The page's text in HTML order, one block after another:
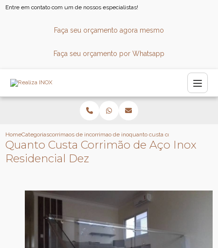
Entre em contato com um de nossos especialistas!
Faça seu orçamento agora mesmo
Faça seu orçamento por Whatsapp
HomeCategoriascorrimaos de inoxcorrimao de inox para escadaquanto custa corrimao de aco
Quanto Custa Corrimão de Aço Inox
Residencial Dez